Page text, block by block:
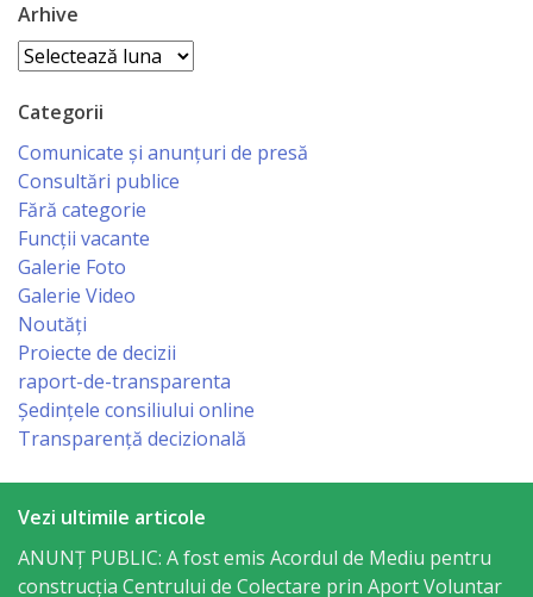
Școala
sportivă
„Mihai
Viteazul”
Școala
Sportivă
Specializată
de
Rezerve
Olimpice
Călărași
Stadionul
Arhive
Arhive
Categorii
Comunicate și anunțuri de presă
Consultări publice
Fără categorie
Funcții vacante
Galerie Foto
Galerie Video
Noutăți
Proiecte de decizii
raport-de-transparenta
Ședințele consiliului online
Transparență decizională
Vezi ultimile articole
ANUNȚ PUBLIC: A fost emis Acordul de Mediu pentru
construcția Centrului de Colectare prin Aport Voluntar